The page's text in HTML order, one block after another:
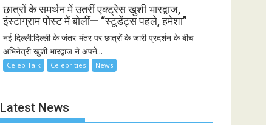
छात्रों के समर्थन में उतरीं एक्ट्रेस खुशी भारद्वाज,
इंस्टाग्राम पोस्ट में बोलीं— “स्टूडेंट्स पहले, हमेशा”
नई दिल्ली:दिल्ली के जंतर-मंतर पर छात्रों के जारी प्रदर्शन के बीच
अभिनेत्री खुशी भारद्वाज ने अपने...
Celeb Talk Celebrities News
Latest News